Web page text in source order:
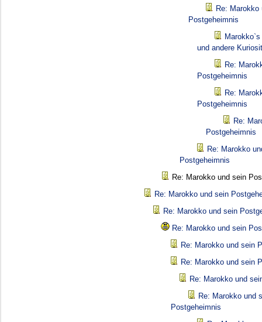
Re: Marokko
Postgeheimnis
und andere
Re:
Postgeheimnis
Re:
Postgeheimnis
Re:
Postgeheimnis
Re: Marokko
Postgeheimnis
Re: Marokko und sein
Re: Marokko und sein
Re: Marokko und sein
Re: Marokko und sein
Re: Marokko und sein
Re: Marokko und sein
Re: Marokko und
Re: Marokko und
Postgeheimnis